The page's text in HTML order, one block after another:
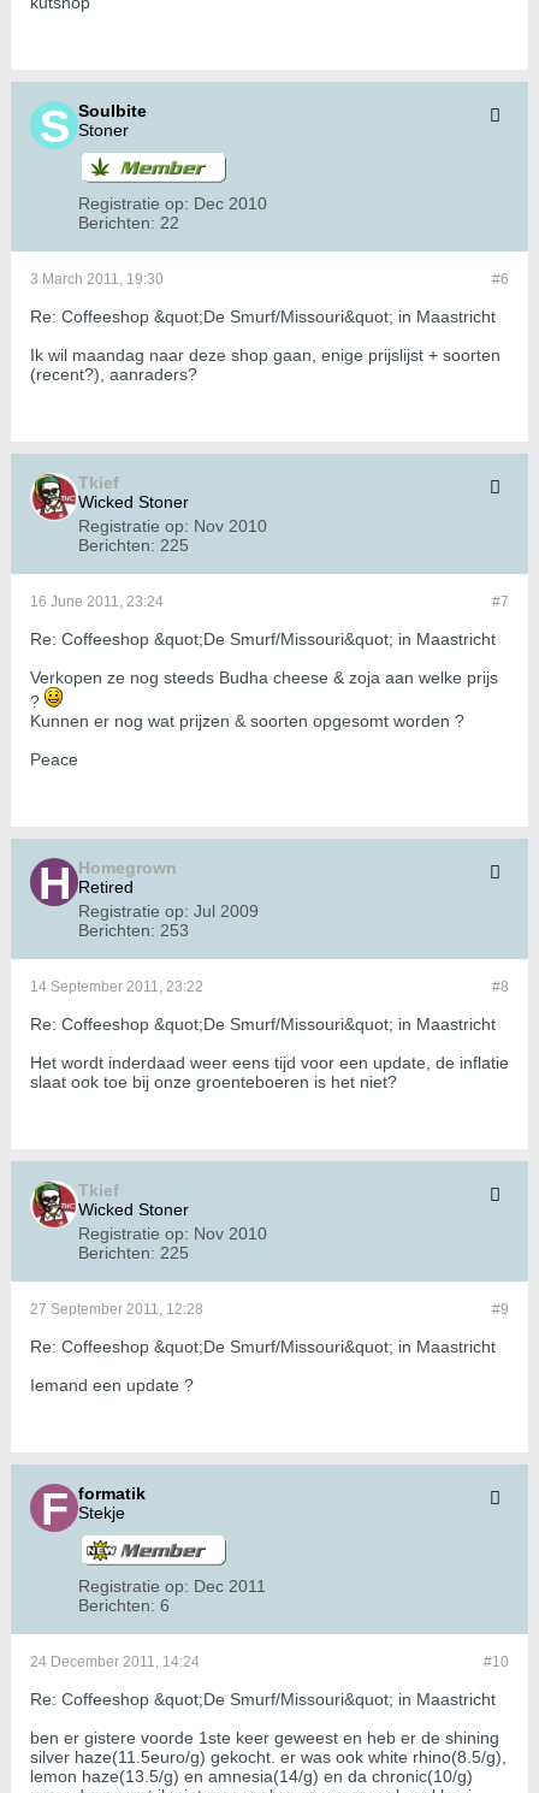
Soulbite
Stoner
Registratie op: Dec 2010
Berichten: 22
#6
3 March 2011, 19:30
Re: Coffeeshop &quot;De Smurf/Missouri&quot; in Maastricht
Ik wil maandag naar deze shop gaan, enige prijslijst + soorten
(recent?), aanraders?
Tkief
Wicked Stoner
Registratie op: Nov 2010
Berichten: 225
#7
16 June 2011, 23:24
Re: Coffeeshop &quot;De Smurf/Missouri&quot; in Maastricht
Verkopen ze nog steeds Budha cheese & zoja aan welke prijs
?
Kunnen er nog wat prijzen & soorten opgesomt worden ?
Peace
Homegrown
Retired
Registratie op: Jul 2009
Berichten: 253
#8
14 September 2011, 23:22
Re: Coffeeshop &quot;De Smurf/Missouri&quot; in Maastricht
Het wordt inderdaad weer eens tijd voor een update, de inflatie
slaat ook toe bij onze groenteboeren is het niet?
Tkief
Wicked Stoner
Registratie op: Nov 2010
Berichten: 225
#9
27 September 2011, 12:28
Re: Coffeeshop &quot;De Smurf/Missouri&quot; in Maastricht
Iemand een update ?
formatik
Stekje
Registratie op: Dec 2011
Berichten: 6
#10
24 December 2011, 14:24
Re: Coffeeshop &quot;De Smurf/Missouri&quot; in Maastricht
ben er gistere voorde 1ste keer geweest en heb er de shining
silver haze(11.5euro/g) gekocht. er was ook white rhino(8.5/g),
lemon haze(13.5/g) en amnesia(14/g) en da chronic(10/g)